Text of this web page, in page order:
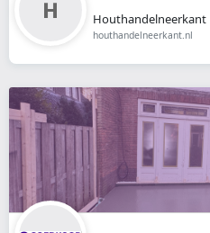
Houthandelneerkant
houthandelneerkant.nl